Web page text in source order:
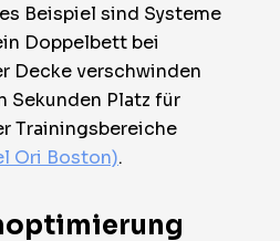
Beispiel sind Systeme
Doppelbett bei
Decke verschwinden
Sekunden Platz für
Trainingsbereiche
Ori Boston).